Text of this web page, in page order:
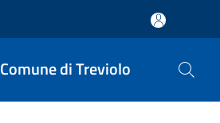
Comune di Treviolo